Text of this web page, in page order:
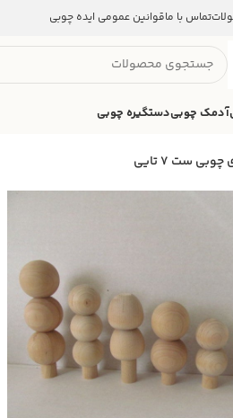
تماس با ماقوانین عمومی ایده چوبی
آدمک چوبیدستگیره چوبی
ست ۷ تایی